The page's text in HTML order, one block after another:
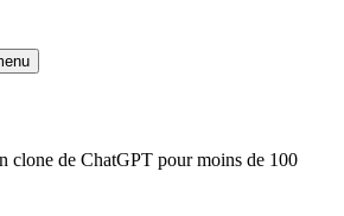
clone de ChatGPT pour moins de 100